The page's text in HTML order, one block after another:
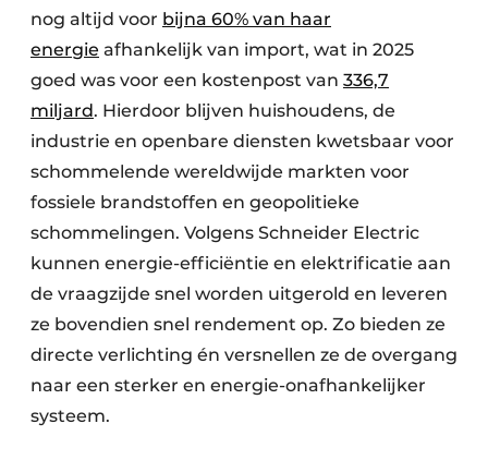
nog altijd voor bijna 60% van haar
energie afhankelijk van import, wat in 2025
goed was voor een kostenpost van 336,7
miljard. Hierdoor blijven huishoudens, de
industrie en openbare diensten kwetsbaar voor
schommelende wereldwijde markten voor
fossiele brandstoffen en geopolitieke
schommelingen. Volgens Schneider Electric
kunnen energie-efficiëntie en elektrificatie aan
de vraagzijde snel worden uitgerold en leveren
ze bovendien snel rendement op. Zo bieden ze
directe verlichting én versnellen ze de overgang
naar een sterker en energie-onafhankelijker
systeem.